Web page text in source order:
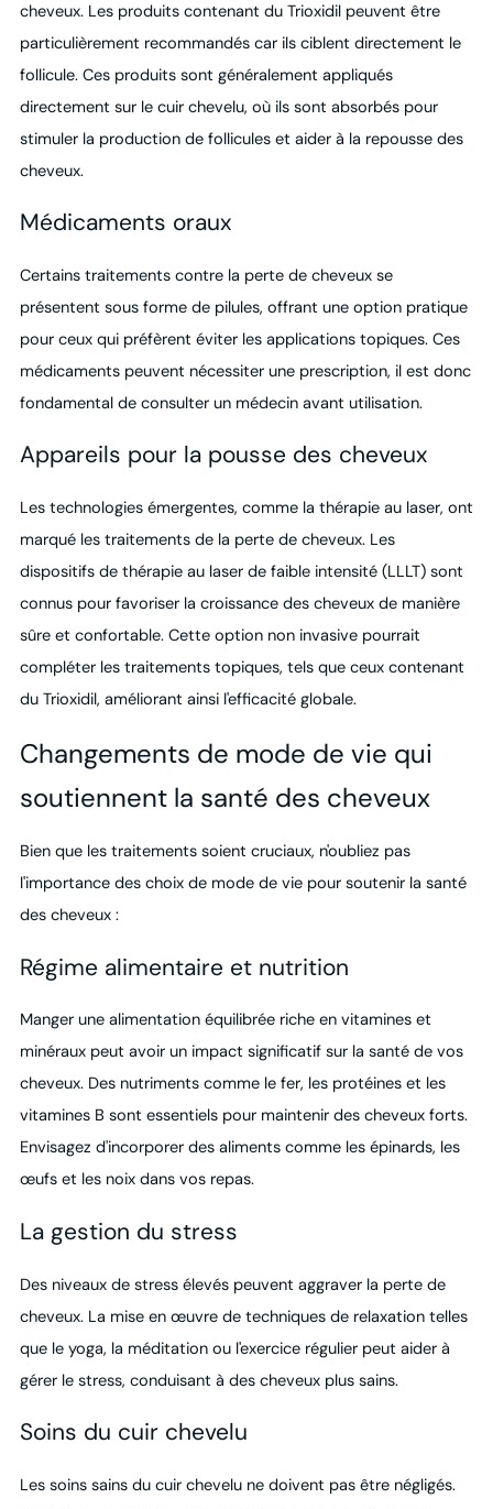
cheveux. Les produits contenant du Trioxidil peuvent être
particulièrement recommandés car ils ciblent directement le
follicule. Ces produits sont généralement appliqués
directement sur le cuir chevelu, où ils sont absorbés pour
stimuler la production de follicules et aider à la repousse des
cheveux.
Médicaments oraux
Certains traitements contre la perte de cheveux se
présentent sous forme de pilules, offrant une option pratique
pour ceux qui préfèrent éviter les applications topiques. Ces
médicaments peuvent nécessiter une prescription, il est donc
fondamental de consulter un médecin avant utilisation.
Appareils pour la pousse des cheveux
Les technologies émergentes, comme la thérapie au laser, ont
marqué les traitements de la perte de cheveux. Les
dispositifs de thérapie au laser de faible intensité (LLLT) sont
connus pour favoriser la croissance des cheveux de manière
sûre et confortable. Cette option non invasive pourrait
compléter les traitements topiques, tels que ceux contenant
du Trioxidil, améliorant ainsi l'efficacité globale.
Changements de mode de vie qui
soutiennent la santé des cheveux
Bien que les traitements soient cruciaux, n'oubliez pas
l'importance des choix de mode de vie pour soutenir la santé
des cheveux :
Régime alimentaire et nutrition
Manger une alimentation équilibrée riche en vitamines et
minéraux peut avoir un impact significatif sur la santé de vos
cheveux. Des nutriments comme le fer, les protéines et les
vitamines B sont essentiels pour maintenir des cheveux forts.
Envisagez d'incorporer des aliments comme les épinards, les
œufs et les noix dans vos repas.
La gestion du stress
Des niveaux de stress élevés peuvent aggraver la perte de
cheveux. La mise en œuvre de techniques de relaxation telles
que le yoga, la méditation ou l'exercice régulier peut aider à
gérer le stress, conduisant à des cheveux plus sains.
Soins du cuir chevelu
Les soins sains du cuir chevelu ne doivent pas être négligés.